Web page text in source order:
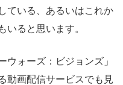
ている、あるいはこれか
いると思います。
ウォーズ：ビジョンズ」
動画配信サービスでも見